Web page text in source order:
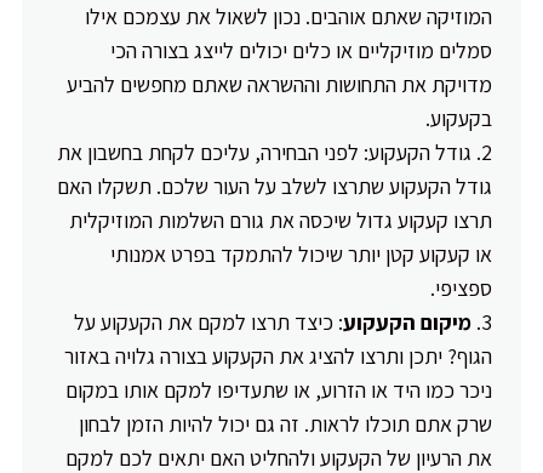
המוזיקה שאתם אוהבים. נכון לשאול את עצמכם אילו
סמלים מוזיקליים או כלים יכולים לייצג בצורה הכי
מדויקת את התחושות וההשראה שאתם מחפשים להביע
בקעקוע.
גודל הקעקוע: לפני הבחירה, עליכם לקחת בחשבון את
גודל הקעקוע שתרצו לשלב על העור שלכם. תשקלו האם
תרצו קעקוע גדול שיכסה את גורם השלמות המוזיקלית
או קעקוע קטן יותר שיכול להתמקד בפרט אמנותי
ספציפי.
מיקום הקעקוע: כיצד תרצו למקם את הקעקוע על
הגוף? יתכן ותרצו להציג את הקעקוע בצורה גלויה באזור
ניכר כמו היד או הזרוע, או שתעדיפו למקם אותו במקום
שרק אתם תוכלו לראות. זה גם יכול להיות הזמן לבחון
את הרעיון של הקעקוע ולהחליט האם יתאים לכם למקם